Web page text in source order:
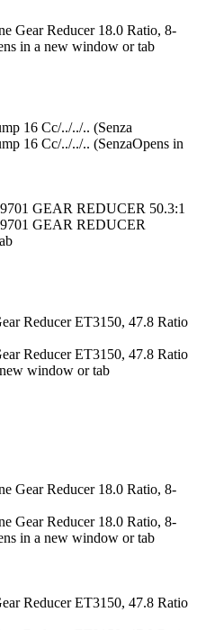
Gear Reducer 18.0 Ratio, 8-
in a new window or tab
16 Cc/../../.. (Senza
16 Cc/../../.. (SenzaOpens in
GEAR REDUCER 50.3:1
GEAR REDUCER
Reducer ET3150, 47.8 Ratio
Reducer ET3150, 47.8 Ratio
window or tab
Gear Reducer 18.0 Ratio, 8-
Gear Reducer 18.0 Ratio, 8-
in a new window or tab
Reducer ET3150, 47.8 Ratio